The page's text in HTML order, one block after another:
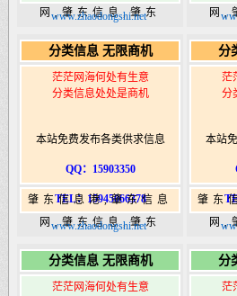
网,肇东信息,肇东
港|www.zhaodongshi.com
www.zhaodongshi.net
网,
港
分类信息 无限商机
茫茫网海何处有生意
分类信息处处是商机
本站免费发布各类供求信息
QQ：15903350
TEL：15945066378
肇东信息港,肇东信息
网,肇东信息,肇东
港|www.zhaodongshi.com
www.zhaodongshi.net
分
茫
分
本站
肇东
网,
港
分类信息 无限商机
茫茫网海何处有生意
分
茫